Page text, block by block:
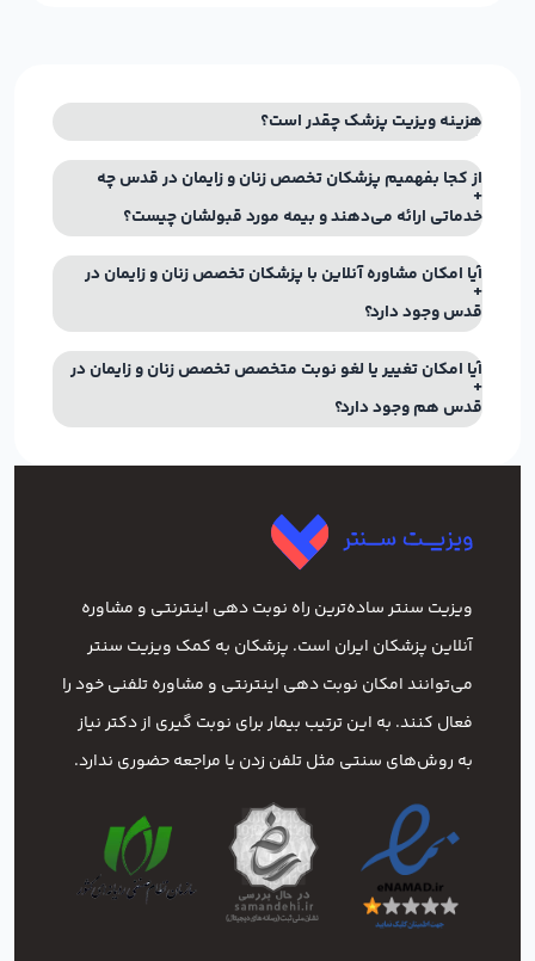
هزینه ویزیت پزشک چقدر است؟
از کجا بفهمیم پزشکان تخصص زنان و زایمان در قدس چه
خدماتی ارائه می‌دهند و بیمه مورد قبولشان چیست؟
آیا امکان مشاوره آنلاین با پزشکان تخصص زنان و زایمان در
قدس وجود دارد؟
آیا امکان تغییر یا لغو نوبت متخصص تخصص زنان و زایمان در
قدس هم وجود دارد؟
ویزیت سنتر ساده‌ترین راه نوبت‌ دهی اینترنتی و مشاوره
آنلاین پزشکان ایران است. پزشکان به کمک ویزیت سنتر
می‌توانند امکان نوبت دهی اینترنتی و مشاوره تلفنی خود را
فعال کنند. به این ترتیب بیمار برای نوبت گیری از دکتر نیاز
به روش‌های سنتی مثل تلفن زدن یا مراجعه حضوری ندارد.